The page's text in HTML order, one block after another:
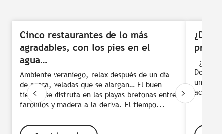
Cinco restaurantes de lo más
agradables, con los pies en el
agua…
Ambiente veraniego, relax después de un día
de pesca, veladas que se alargan… El buen
tiempo se disfruta en las playas bretonas entre
farolillos y madera a la deriva. El tiempo...
¿Uno
un
acudir